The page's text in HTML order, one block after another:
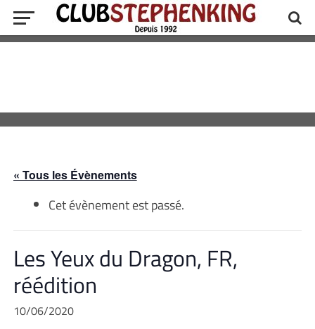
« Tous les Évènements
Cet évènement est passé.
Les Yeux du Dragon, FR,
réédition
10/06/2020